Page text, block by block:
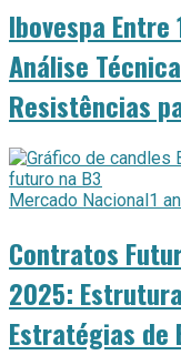
Ibovespa
Análise
Resistências
Mercado Nacional 1
Contratos
2025:
Estratégias de